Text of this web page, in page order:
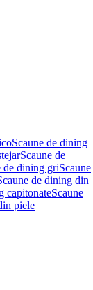
Scaune de dining
Scaune de
de dining griScaune
de dining din
capitonateScaune
piele